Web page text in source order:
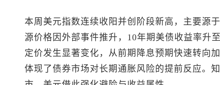
本周 美元指数连续收阳并创阶段新高，主要源
源价格因外部事件推升，10年期美债收益率升
定价发生显著变化，从前期降息预期快速转向
体现了债券市场对长期通胀风险的提前反应。